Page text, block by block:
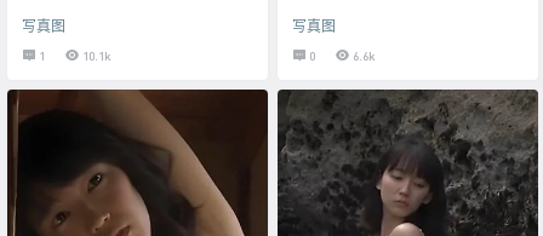
「カナミノナカミ」
写真图
1 10.1k
【都丸紗也華】 摄影花絮
写真图
0 6.6k